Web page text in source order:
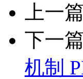
上一
下一篇
机制